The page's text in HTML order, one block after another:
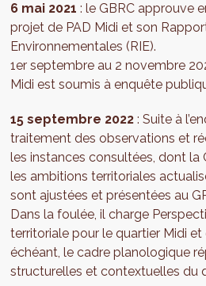
6 mai 2021 : le GBRC approuve
projet de PAD Midi et son
Environnementales (RIE).
1er septembre au 2 novembre
Midi est soumis à enquête
15 septembre 2022 : Suite à
traitement des observations et
les instances consultées, dont la
les ambitions territoriales
sont ajustées et présentées au
Dans la foulée, il charge
territoriale pour le quartier Midi et
échéant, le cadre planologique
structurelles et contextuelles du